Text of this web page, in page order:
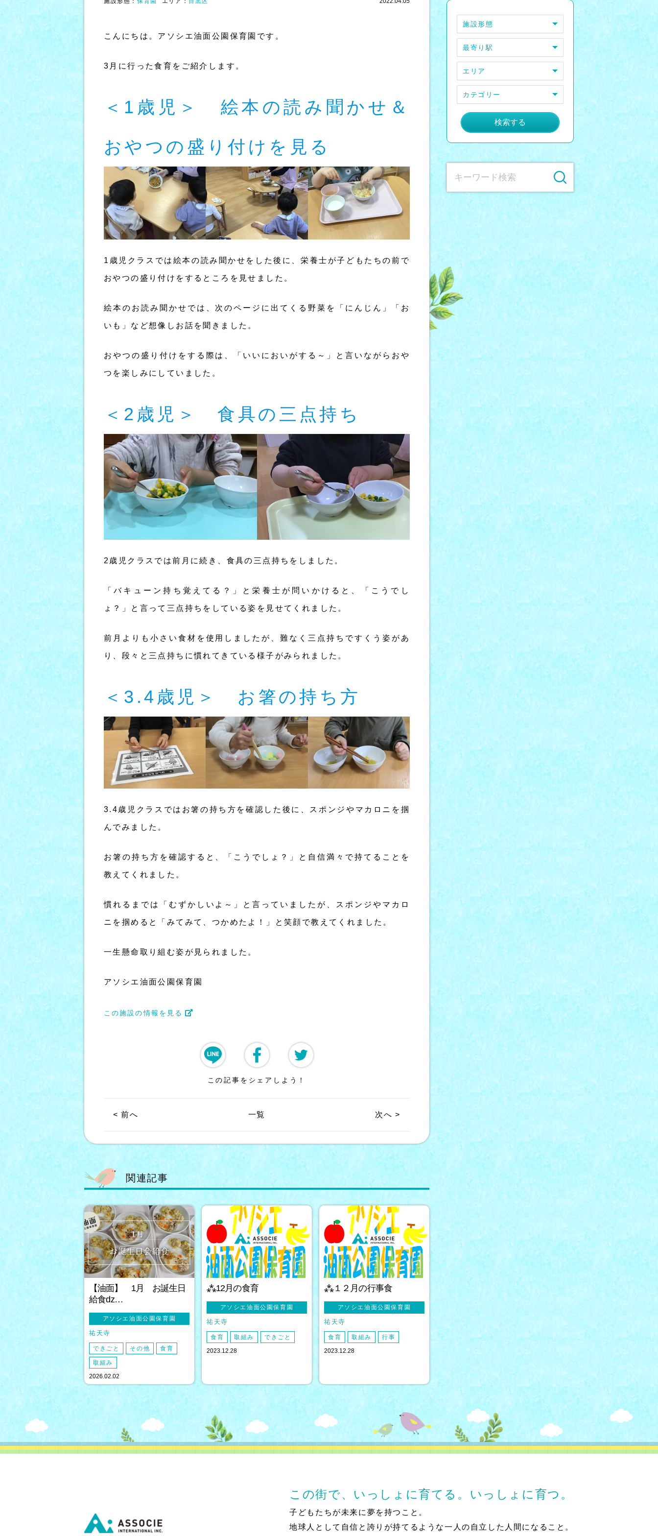
こんにちは。アソシエ油面公園保育園です。
3月に行った食育をご紹介します。
＜1歳児＞ 絵本の読み聞かせ＆
おやつの盛り付けを見る
1歳児クラスでは絵本の読み聞かせをした後に、栄養士が子どもたちの前で
おやつの盛り付けをするところを見せました。
絵本のお読み聞かせでは、次のページに出てくる野菜を「にんじん」「お
いも」など想像しお話を聞きました。
おやつの盛り付けをする際は、「いいにおいがする～」と言いながらおや
つを楽しみにしていました。
＜2歳児＞ 食具の三点持ち
2歳児クラスでは前月に続き、食具の三点持ちをしました。
「バキューン持ち覚えてる？」と栄養士が問いかけると、「こうでし
ょ？」と言って三点持ちをしている姿を見せてくれました。
前月よりも小さい食材を使用しましたが、難なく三点持ちですくう姿があ
り、段々と三点持ちに慣れてきている様子がみられました。
＜3.4歳児＞ お箸の持ち方
3.4歳児クラスではお箸の持ち方を確認した後に、スポンジやマカロニを掴
んでみました。
お箸の持ち方を確認すると、「こうでしょ？」と自信満々で持てることを
教えてくれました。
慣れるまでは「むずかしいよ～」と言っていましたが、スポンジやマカロ
ニを掴めると「みてみて、つかめたよ！」と笑顔で教えてくれました。
一生懸命取り組む姿が見られました。
アソシエ油面公園保育園
この施設の情報を見る
この記事をシェアしよう！
< 前へ 一覧 次へ >
関連記事
【油面】 1月 お誕生日
給食ǳ…
アソシエ油面公園保育園
祐天寺
できごと その他 食育
取組み
2026.02.02
⁂12月の食育
アソシエ油面公園保育園
祐天寺
食育 取組み できごと
2023.12.28
⁂１２月の行事食
アソシエ油面公園保育園
祐天寺
食育 取組み 行事
2023.12.28
施設形態
最寄り駅
エリア
カテゴリー
この街で、いっしょに育てる。いっしょに育つ。
子どもたちが未来に夢を持つこと。
地球人として自信と誇りが持てるような一人の自立した人間になること。